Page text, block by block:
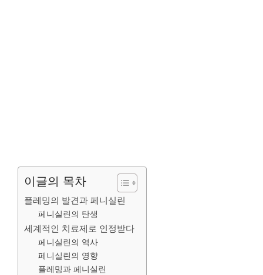
이글의 목차
플레밍의 발견과 페니실린
페니실린의 탄생
세계적인 치료제로 인정받다
페니실린의 역사
페니실린의 영향
플레밍과 페니실린